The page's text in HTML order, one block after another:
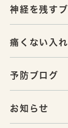
神経を残す
痛くない入
予防ブログ
お知らせ